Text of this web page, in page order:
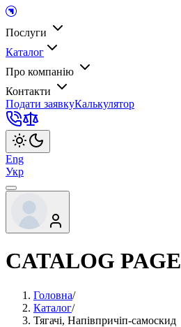
Послуги
Каталог
Про компанію
Контакти
Подати заявкуКалькулятор
Eng
Укр
CATALOG PAGE
Головна/
Каталог/
Тягачі, Напівпричіп-самоскид